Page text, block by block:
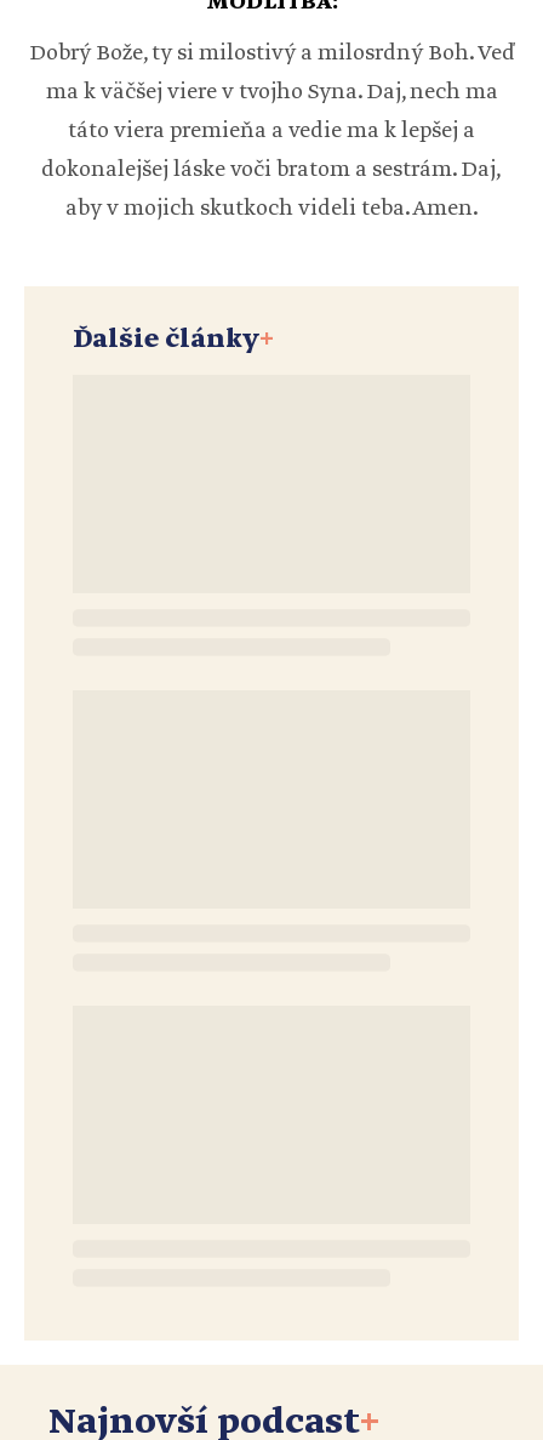
Dobrý Bože, ty si milostivý a milosrdný Boh. Veď
ma k väčšej viere v tvojho Syna. Daj, nech ma
táto viera premieňa a vedie ma k lepšej a
dokonalejšej láske voči bratom a sestrám. Daj,
aby v mojich skutkoch videli teba. Amen.
Ďalšie články+
Najnovší podcast+